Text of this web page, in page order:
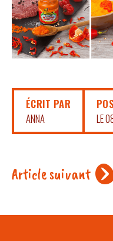
ÉCRIT PAR
ANNA
LE
Article suivant